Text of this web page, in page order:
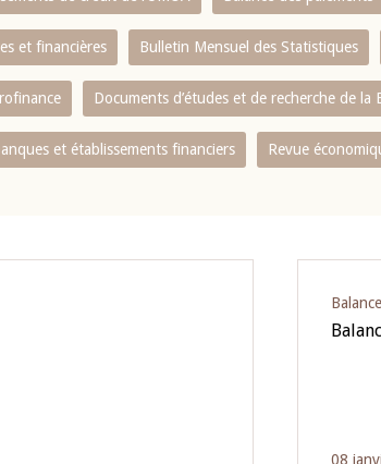
et financières Bulletin Mensuel des Statistiques
Documents d’études et de recherche de la
et établissements financiers Revue
08